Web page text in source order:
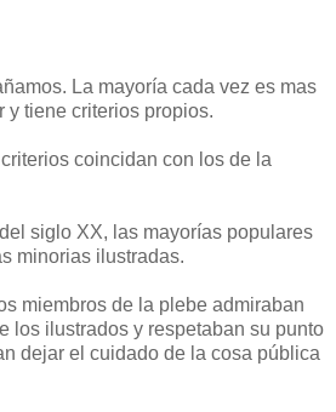
La mayoría cada vez es mas
y tiene criterios propios.
coincidan con los de la
siglo XX, las mayorías populares
minorias ilustradas.
miembros de la plebe admiraban
los ilustrados y respetaban su punto
dejar el cuidado de la cosa pública